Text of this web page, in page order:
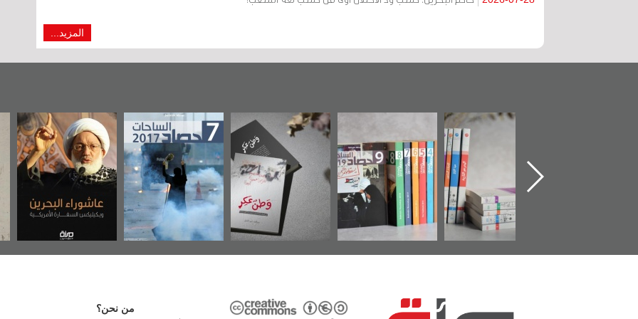
المزيد...
"مرآة البحرين"
الساحات 2019
جديدة لمعتقل
عسكري تصدر عن
«مرآة البحرين»
حصاد 2017
عاشوراء البحرين...
ويكيليكس السفارة
الأمريكية
شهداء وطن
من نحن؟